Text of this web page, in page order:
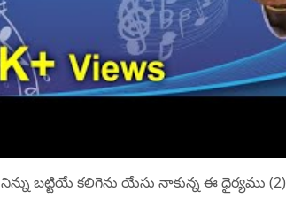
నిన్ను బట్టియే కలిగెను యేసు నాకున్న ఈ ధైర్యము (2)